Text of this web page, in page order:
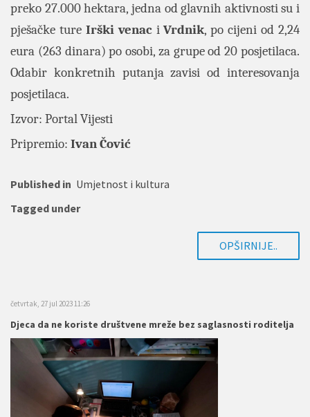
preko 27.000 hektara, jedna od glavnih aktivnosti su i
pješačke ture Irški venaciVrdnik, po cijeni od 2,24
eura (263 dinara) po osobi, za grupe od 20 posjetilaca.
Odabir konkretnih putanja zavisi od interesovanja
posjetilaca.
Izvor: PortalVijesti
Pripremio: Ivan Čović
Published in Umjetnost i kultura
Tagged under
OPŠIRNIJE..
četvrtak, 27 jul 2023 11:26
Djeca da ne koriste društvene mreže bez saglasnosti roditelja